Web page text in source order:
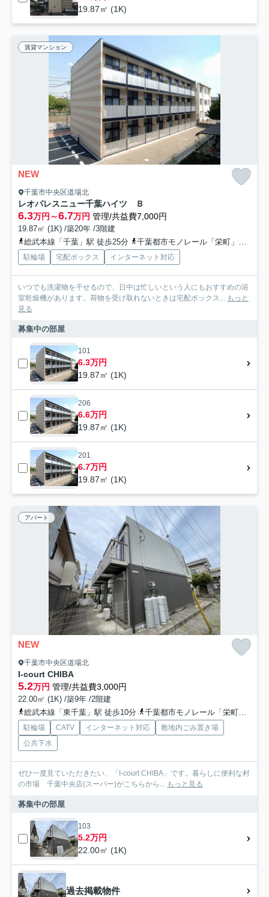
19.87㎡ (1K)
賃貸マンション
NEW
千葉市中央区道場北
レオパレスニュー千葉ハイツ Ｂ
6.3万円～6.7万円 管理/共益費7,000円
19.87㎡ (1K) /築20年 /3階建
総武本線「千葉」駅 徒歩25分
千葉都市モノレール「栄町」駅 徒歩15分
駐輪場 宅配ボックス インターネット対応
いつでも洗濯物を干せるので、日中は忙しいという人にもおすすめの浴
室乾燥機があります。荷物を受け取れないときは宅配ボックス... もっと
見る
募集中の部屋
101
6.3万円
19.87㎡ (1K)
206
6.6万円
19.87㎡ (1K)
201
6.7万円
19.87㎡ (1K)
アパート
NEW
千葉市中央区道場北
I-court CHIBA
5.2万円 管理/共益費3,000円
22.00㎡ (1K) /築9年 /2階建
総武本線「東千葉」駅 徒歩10分
千葉都市モノレール「栄町」駅 徒歩13分
駐輪場 CATV インターネット対応
敷地内ごみ置き場
公共下水
ぜひ一度見ていただきたい、「I-court CHIBA」です。暮らしに便利な村
の市場 千葉中央店(スーパー)がこちらから... もっと見る
募集中の部屋
103
5.2万円
22.00㎡ (1K)
過去掲載物件